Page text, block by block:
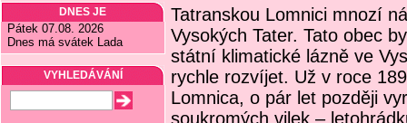
DNES JE
Pátek 07.08. 2026
Dnes má svátek Lada
VYHLEDÁVÁNÍ
Tatranskou Lomnici mnozí
Vysokých Tater. Tato obec
státní klimatické lázně ve
rychle rozvíjet. Už v roce
Lomnica, o pár let později
soukromých vilek –